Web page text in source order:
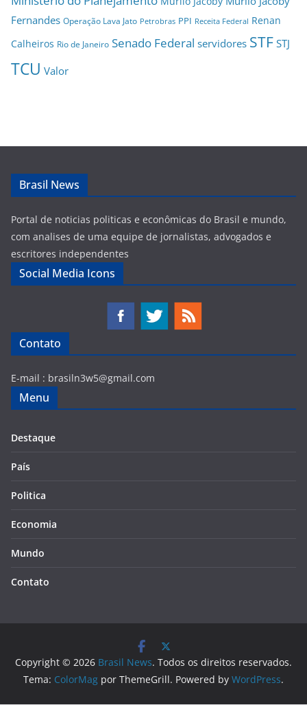
Fernandes Operação Lava Jato Petrobras PPI Receita Federal Renan
Calheiros Rio de Janeiro Senado Federal servidores STF STJ
TCU Valor
Brasil News
Portal de noticias politicas e econômicas do Brasil e mundo,
com analises de uma equipe de jornalistas, advogados e
escritores independentes
Social Media Icons
Contato
E-mail : brasiln3w5@gmail.com
Menu
Destaque
País
Politica
Economia
Mundo
Contato
Copyright © 2026 Brasil News. Todos os direitos reservados.
Tema: ColorMag por ThemeGrill. Powered by WordPress.